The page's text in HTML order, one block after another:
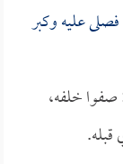
عليه وكبر
خلفه،